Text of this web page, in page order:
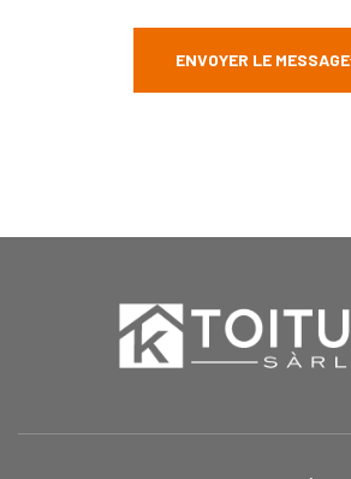
ENVOYER LE MESSAGE